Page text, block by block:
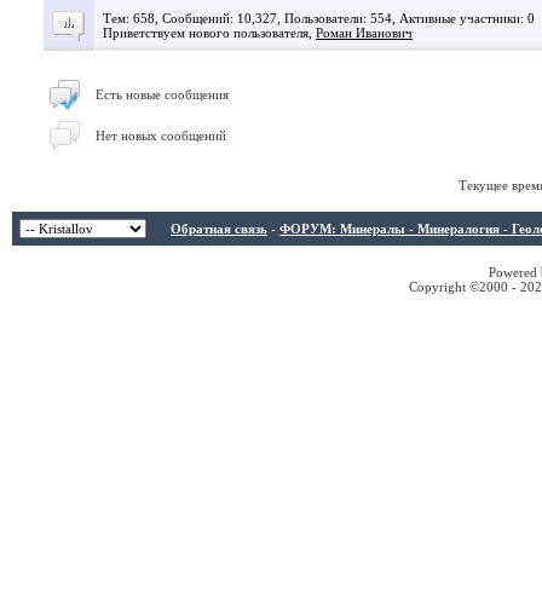
Тем: 658, Сообщений: 10,327, Пользователи: 554, Активные участники: 0
Приветствуем нового пользователя, Роман Иванович
Есть новые сообщения
Нет новых сообщений
Текущее
Обратная связь - ФОРУМ: Минералы - Минералогия -
Copyright ©2000 -